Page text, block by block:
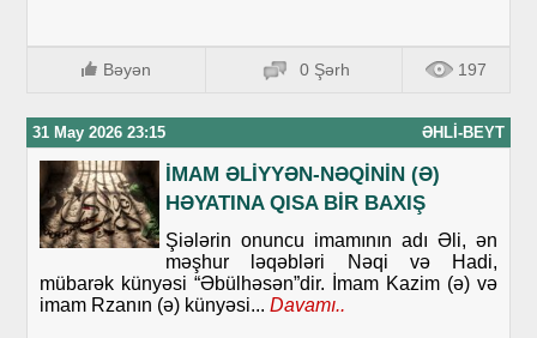
Bəyən 0 Şərh 197
31 May 2026 23:15 ƏHLI-BEYT
İMAM ƏLİYYƏN-NƏQİNİN (Ə)
HƏYATINA QISA BİR BAXIŞ
Şiələrin onuncu imamının adı Əli, ən
məşhur ləqəbləri Nəqi və Hadi,
mübarək künyəsi “Əbülhəsən”dir. İmam Kazim (ə) və
imam Rzanın (ə) künyəsi... Davamı..